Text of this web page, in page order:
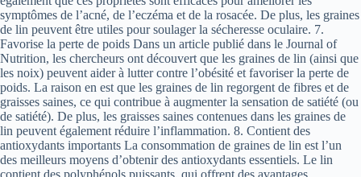
symptômes de l’acné, de l’eczéma et de la rosacée. De plus, les graines
de lin peuvent être utiles pour soulager la sécheresse oculaire. 7.
Favorise la perte de poids Dans un article publié dans le Journal of
Nutrition, les chercheurs ont découvert que les graines de lin (ainsi que
les noix) peuvent aider à lutter contre l’obésité et favoriser la perte de
poids. La raison en est que les graines de lin regorgent de fibres et de
graisses saines, ce qui contribue à augmenter la sensation de satiété (ou
de satiété). De plus, les graisses saines contenues dans les graines de
lin peuvent également réduire l’inflammation. 8. Contient des
antioxydants importants La consommation de graines de lin est l’un
des meilleurs moyens d’obtenir des antioxydants essentiels. Le lin
contient des polyphénols puissants, qui offrent des avantages